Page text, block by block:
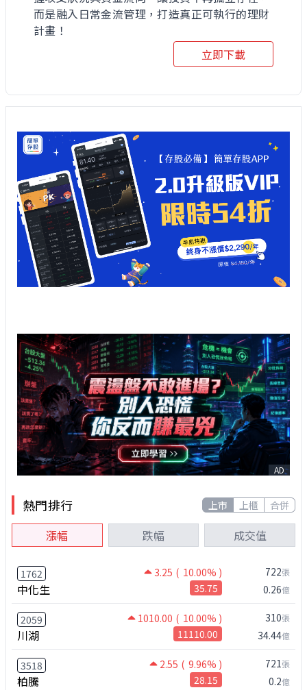
而是融入日常金流管理，打造真正可執行的理財
計畫！
立即下載
AD
熱門排行 上市 上櫃 合併
漲幅 跌幅 成交值
1762 3.25 ( 10.00% )
中化生 35.75
722張
0.26億
2059 1010.00 ( 10.00% )
川湖 11110.00
310張
34.44億
3518 2.55 ( 9.96% )
柏騰 28.15
721張
0.2億